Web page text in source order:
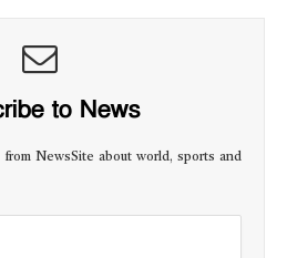
to News
NewsSite about world, sports and